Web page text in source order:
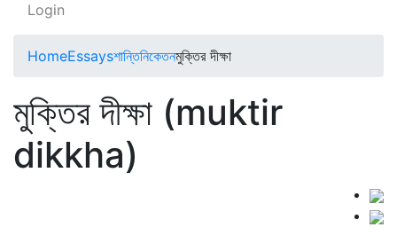
Login
HomeEssaysশান্তিনিকেতনমুক্তির দীক্ষা
মুক্তির দীক্ষা (muktir
dikkha)